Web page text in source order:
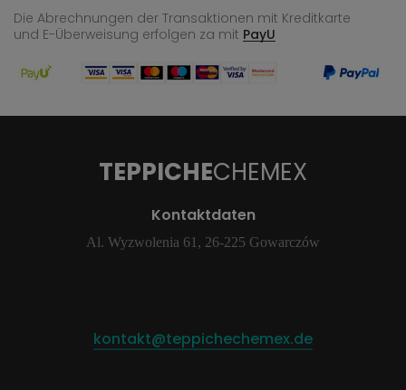
Die Abrechnungen der Transaktionen mit Kreditkarte
und E-Überweisung erfolgen za mit PayU
TEPPICHECHEMEX
Kontaktdaten
Al. Wyzwolenia 61, 26-225 Gowarczów
kontakt@teppichechemex.de